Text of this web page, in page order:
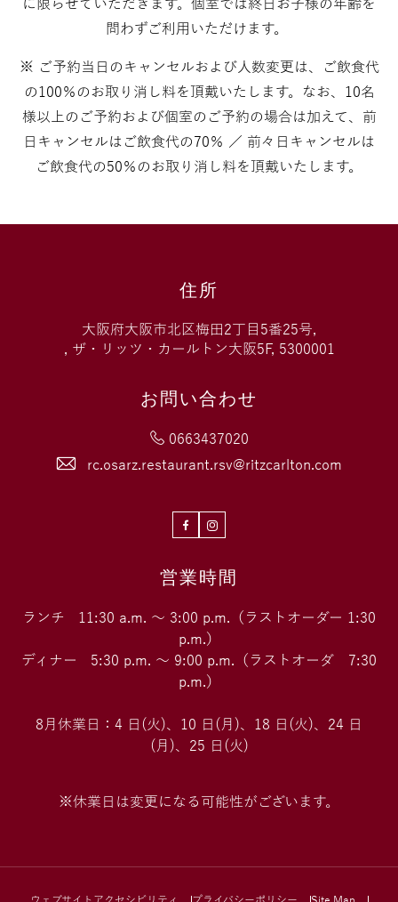
に限らせていただきます。個室では終日お子様の年齢を
問わずご利用いただけます。
※ ご予約当日のキャンセルおよび人数変更は、ご飲食代
の100％のお取り消し料を頂戴いたします。なお、10名
様以上のご予約および個室のご予約の場合は加えて、前
日キャンセルはご飲食代の70％ ／ 前々日キャンセルは
ご飲食代の50％のお取り消し料を頂戴いたします。
住所
大阪府大阪市北区梅田2丁目5番25号,
, ザ・リッツ・カールトン大阪5F, 5300001
お問い合わせ
0663437020
rc.osarz.restaurant.rsv@ritzcarlton.com
FacebookInstagram
営業時間
ランチ 11:30 a.m. ～ 3:00 p.m.（ラストオーダー 1:30
p.m.）
ディナー 5:30 p.m. ～ 9:00 p.m.（ラストオーダ 7:30
p.m.）
8月休業日：4 日(火)、10 日(月)、18 日(火)、24 日
(月)、25 日(火)
※休業日は変更になる可能性がございます。